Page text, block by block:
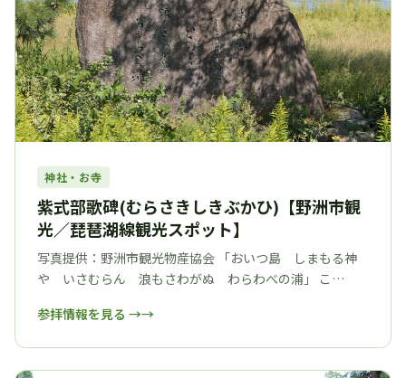
神社・お寺
紫式部歌碑(むらさきしきぶかひ)【野洲市観
光／琵琶湖線観光スポット】
写真提供：野洲市観光物産協会 「おいつ島 しまもる神
や いさむらん 浪もさわがぬ わらわべの浦」 こ…
参拝情報を見る →